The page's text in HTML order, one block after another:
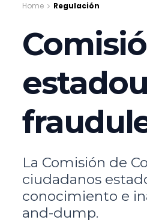
Home Regulación
La Comisión de
ciudadanos
conocimiento e
and-dump.